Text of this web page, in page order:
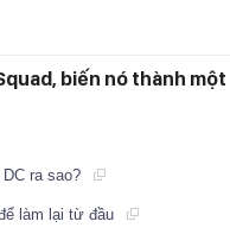
biến nó thành một
ra sao?
làm lại từ đầu